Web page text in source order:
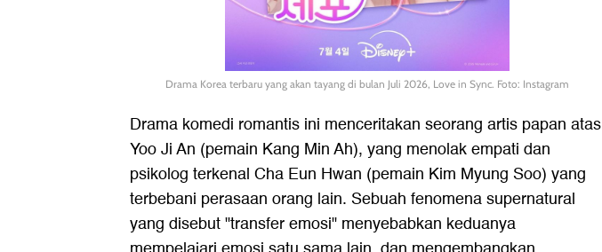
Drama Korea terbaru yang akan tayang di bulan Juli 2026, Love in Sync. Foto: Instagram
Drama komedi romantis ini menceritakan seorang artis papan atas
Yoo Ji An (pemain Kang Min Ah), yang menolak empati dan
psikolog terkenal Cha Eun Hwan (pemain Kim Myung Soo) yang
terbebani perasaan orang lain. Sebuah fenomena supernatural
yang disebut "transfer emosi" menyebabkan keduanya